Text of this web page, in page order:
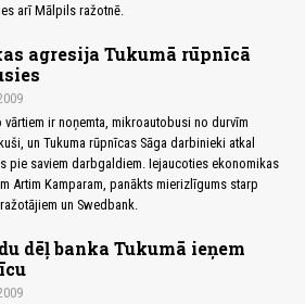
arī Mālpils ražotnē.
agresija Tukumā rūpnīcā
vārtiem ir noņemta, mikroautobusi no durvīm
un Tukuma rūpnīcas Sāga darbinieki atkal
pie saviem darbgaldiem. Iejaucoties ekonomikas
Artim Kamparam, panākts mierizlīgums starp
un Swedbank.
dēļ banka Tukumā ieņem